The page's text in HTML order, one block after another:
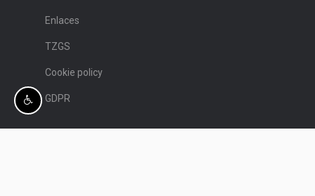
Enlaces
TZGS
Cookie policy
GDPR